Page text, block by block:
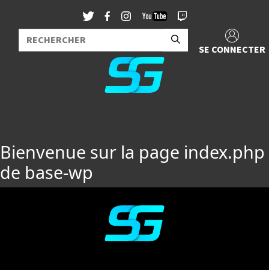
SE CONNECTER
Bienvenue sur la page index.php
de base-wp